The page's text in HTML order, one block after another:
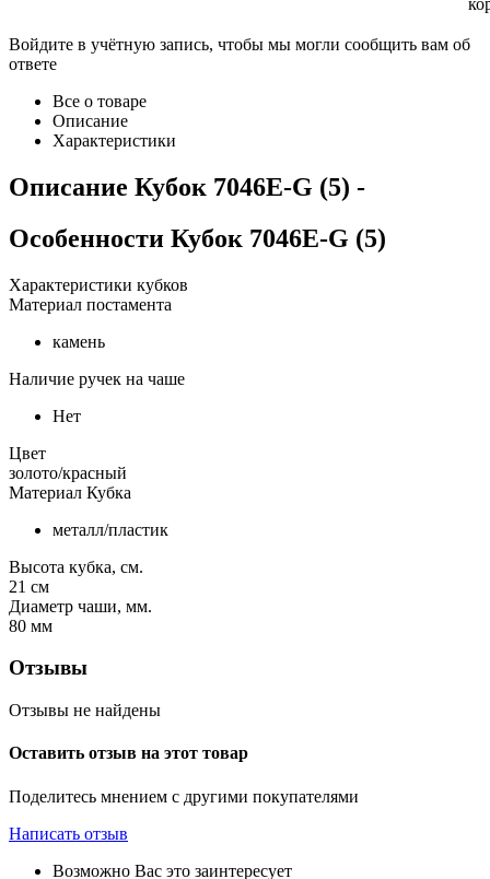
Войдите в учётную запись, чтобы мы могли сообщить вам об
ответе
Все о товаре
Описание
Характеристики
Описание Кубок 7046E-G (5) -
Особенности Кубок 7046E-G (5)
Характеристики кубков
Материал постамента
камень
Наличие ручек на чаше
Нет
Цвет
золото/красный
Материал Кубка
металл/пластик
Высота кубка, см.
21 см
Диаметр чаши, мм.
80 мм
Отзывы
Отзывы не найдены
Оставить отзыв на этот товар
Поделитесь мнением с другими покупателями
Написать отзыв
Возможно Вас это заинтересует